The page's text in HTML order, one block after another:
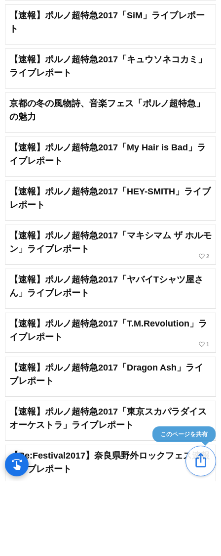
【速報】ポルノ超特急2017「SiM」ライブレポー
ト
【速報】ポルノ超特急2017「キュウソネコカミ」
ライブレポート
京都の冬の風物詩、音楽フェス「ポルノ超特急」
の魅力
【速報】ポルノ超特急2017「My Hair is Bad」ラ
イブレポート
【速報】ポルノ超特急2017「HEY-SMITH」ライブ
レポート
【速報】ポルノ超特急2017「マキシマム ザ ホルモ
ン」ライブレポート
favorite_border 2
【速報】ポルノ超特急2017「ヤバイTシャツ屋さ
ん」ライブレポート
【速報】ポルノ超特急2017「T.M.Revolution」ラ
イブレポート
favorite_border 1
【速報】ポルノ超特急2017「Dragon Ash」ライ
ブレポート
【速報】ポルノ超特急2017「東京スカパラダイス
オーケストラ」ライブレポート
【Re:Festival2017】奈良県野外ロックフェス速報
ライブレポート
ios_share
このページを共有
swipe 指先で音楽をブラウズ